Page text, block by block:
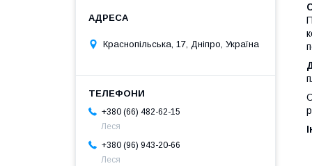
Краснопільська, 17, Дніпро, Україна
+380 (66) 482-62-15
Леся
+380 (96) 943-20-66
Леся